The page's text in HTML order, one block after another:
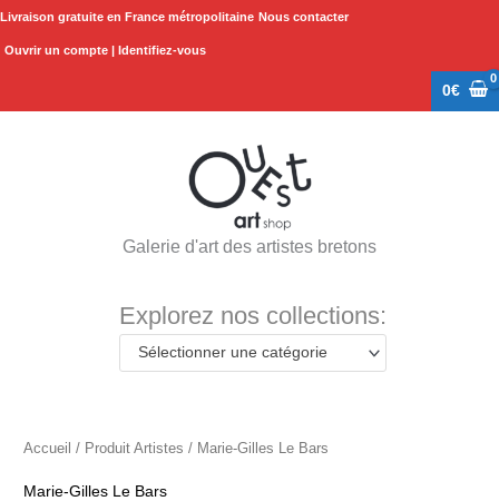
Aller
Livraison gratuite en France métropolitaine Nous contacter
Ouvrir un compte | Identifiez-vous
0€
Galerie d'art des artistes bretons
Explorez nos collections:
Sélectionner une catégorie
Accueil / Produit Artistes / Marie-Gilles Le Bars
Marie-Gilles Le Bars